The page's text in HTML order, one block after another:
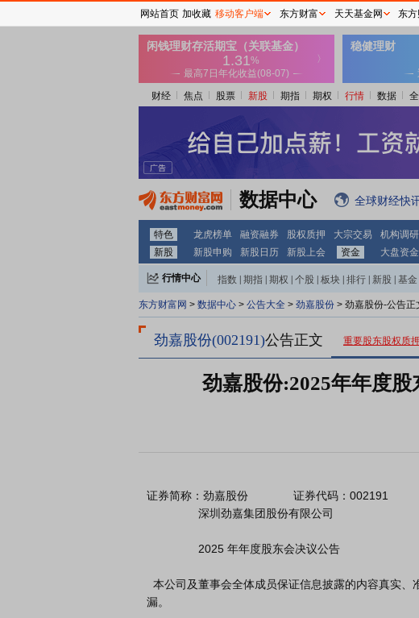
财经 焦点 股票 新股 期指 期权 行情 数据
数据中心 全球财经快
特色 龙虎榜单 融资融券 股权质押 大宗交易 机构调研
新股
新股申购 新股日历 新股上会 资金 大盘资金
行情中心 指数 期指 期权 个股 板块 排行 新股 基金
东方财富网 > 数据中心 > 公告大全 > 劲嘉股份 > 劲嘉股份-公告正
劲嘉股份(002191)公告正文 重要股东股权质
劲嘉股份:2025年年度股
证券简称：劲嘉股份              证券代码：002191
漏。
网站首页 加收藏 移动客户端 东方财富 天天基金网 东